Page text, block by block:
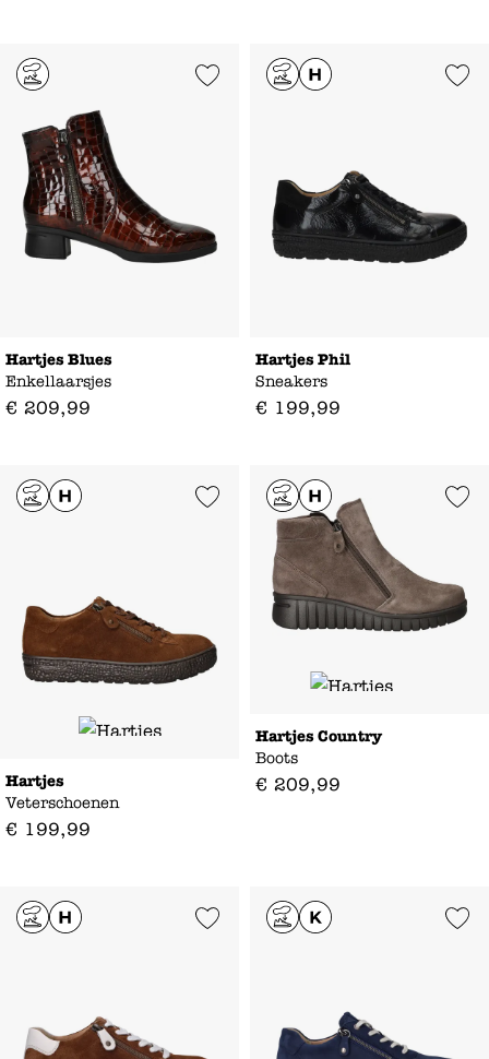
Add to Wishlist
Hartjes Blues
Enkellaarsjes
€ 209,99
Add to
Hartjes Phil
Sneakers
€ 199,99
Add to Wishlist
Hartjes
Veterschoenen
€ 199,99
Add to
Hartjes Country
Boots
€ 209,99
Add to Wishlist Add to